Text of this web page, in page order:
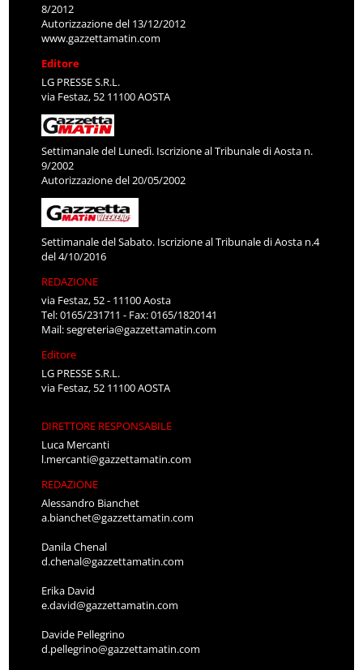
8/2012
Autorizzazione del 13/12/2012
www.gazzettamatin.com
Editore
LG PRESSE S.R.L.
via Festaz, 52 11100 AOSTA
Settimanale del Lunedì. Iscrizione al Tribunale di Aosta n.
9/2002
Autorizzazione del 20/05/2002
Settimanale del Sabato. Iscrizione al Tribunale di Aosta n.4
del 4/10/2016
REDAZIONE
via Festaz, 52 - 11100 Aosta
Tel: 0165/231711 - Fax: 0165/1820141
Mail:segreteria@gazzettamatin.com
Editore
LG PRESSE S.R.L.
via Festaz, 52 11100 AOSTA
DIRETTORE RESPONSABILE
Luca Mercanti
l.mercanti@gazzettamatin.com
REDAZIONE
Alessandro Bianchet
a.bianchet@gazzettamatin.com
Danila Chenal
d.chenal@gazzettamatin.com
Erika David
e.david@gazzettamatin.com
Davide Pellegrino
d.pellegrino@gazzettamatin.com